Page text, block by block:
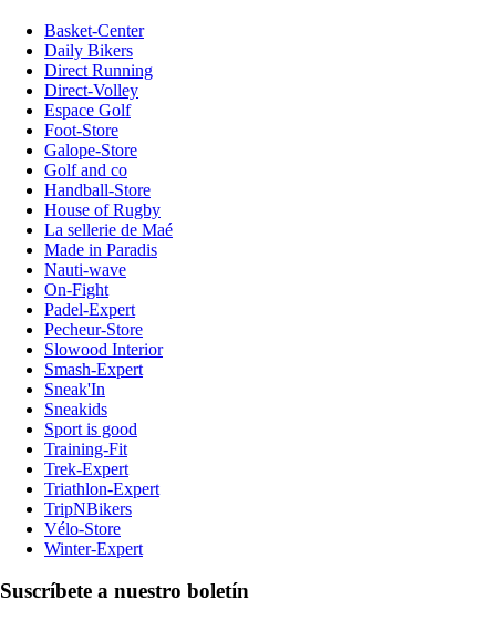
Basket-Center
Daily Bikers
Direct Running
Direct-Volley
Espace Golf
Foot-Store
Galope-Store
Golf and co
Handball-Store
House of Rugby
La sellerie de Maé
Made in Paradis
Nauti-wave
On-Fight
Padel-Expert
Pecheur-Store
Slowood Interior
Smash-Expert
Sneak'In
Sneakids
Sport is good
Training-Fit
Trek-Expert
Triathlon-Expert
TripNBikers
Vélo-Store
Winter-Expert
Suscríbete a nuestro boletín